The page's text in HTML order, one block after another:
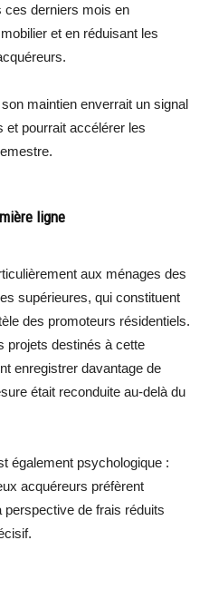
ces derniers mois en
et en réduisant les
maintien enverrait un signal
et pourrait accélérer les
ligne
aux ménages des
supérieures, qui constituent
des promoteurs résidentiels.
projets destinés à cette
enregistrer davantage de
était reconduite au-delà du
également psychologique :
acquéreurs préfèrent
perspective de frais réduits